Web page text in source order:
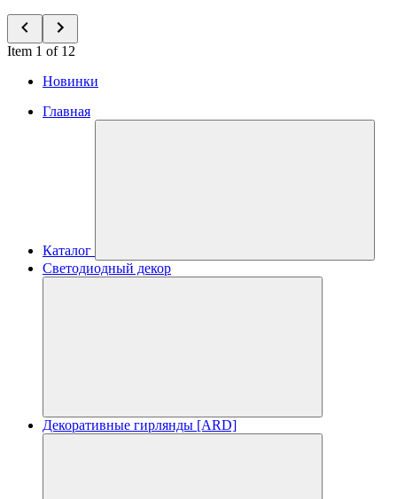
Item 1 of 12
Новинки
Главная
Каталог
Светодиодный декор
Декоративные гирлянды [ARD]